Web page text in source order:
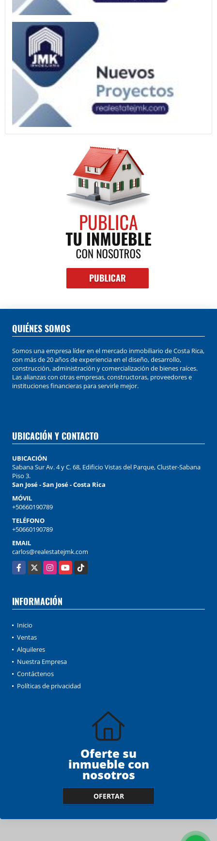
QUIÉNES SOMOS
Somos una empresa líder en el mercado inmobiliario de Costa Rica,
con más de 20 años de experiencia en el diseño, desarrollo,
construcción, administración y comercialización de bienes raíces.
Las alianzas con otras empresas, constructoras, proveedores e
instituciones financieras para servirle mejor.
UBICACIÓN Y CONTACTO
UBICACIÓN
Sabana Sur Av. 4 y C. 68, Edificio Vistas del Parque, Cluster-Sabana
Piso 3.
San José - San José - Costa Rica
MÓVIL
+50660190789
TELÉFONO
+50660190789
EMAIL
carlos@realestatejmk.com
Facebook
X InstagramYouTubeTikTok
INFORMACIÓN
Inicio
Ventas
Alquileres
Nuestra Empresa
Contáctenos
Políticas de privacidad
Oferte su
inmueble con
nosotros
OFERTAR